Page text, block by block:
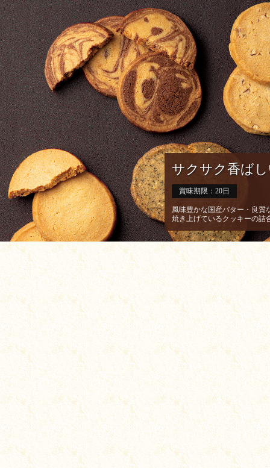
サクサク香ば
賞味期限：20日
風味豊かな国産バター・良質
焼き上げているクッキーの詰